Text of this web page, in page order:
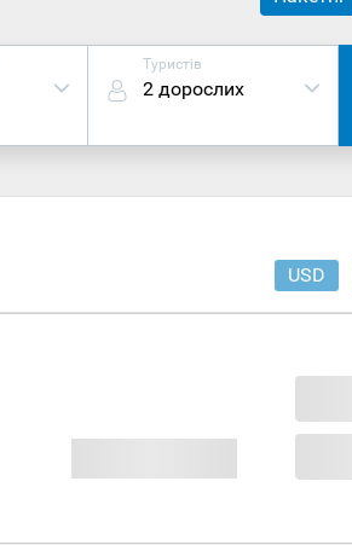
Туристів
2 дорослих
USD